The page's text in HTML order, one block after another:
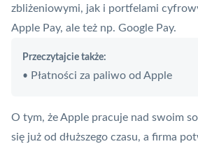
zbliżeniowymi, jak i portfelami
Apple Pay, ale też np. Google Pay.
Przeczytajcie także:
• Płatności za paliwo od Apple
O tym, że Apple pracuje nad swoim
się już od dłuższego czasu, a firma